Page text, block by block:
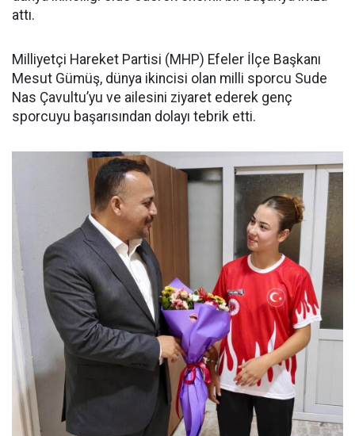
attı.
Milliyetçi Hareket Partisi (MHP) Efeler İlçe Başkanı
Mesut Gümüş, dünya ikincisi olan milli sporcu Sude
Nas Çavultu’yu ve ailesini ziyaret ederek genç
sporcuyu başarısından dolayı tebrik etti.